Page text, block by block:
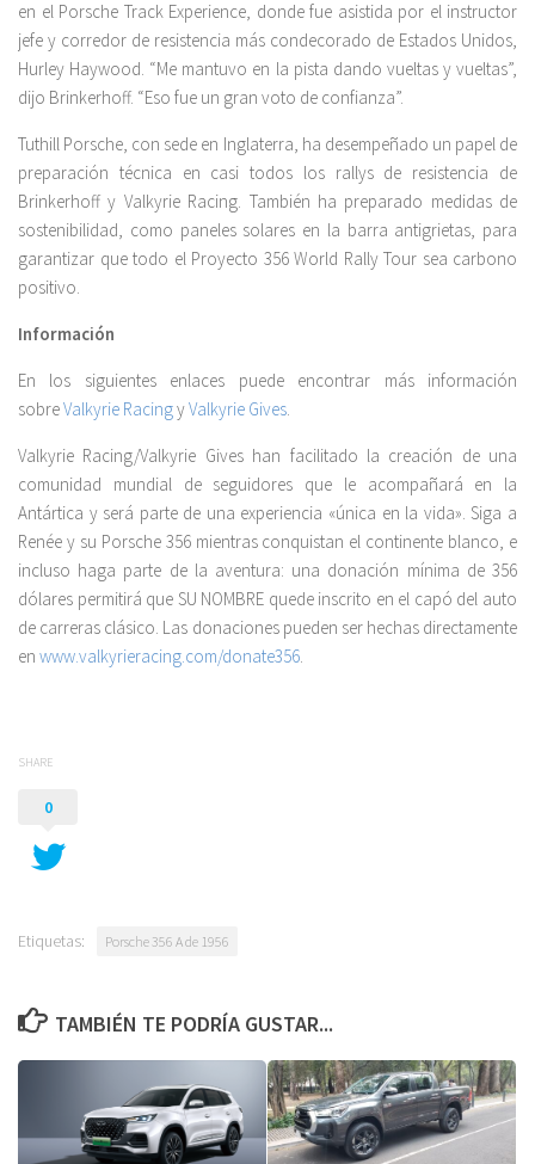
en el Porsche Track Experience, donde fue asistida por el instructor
jefe y corredor de resistencia más condecorado de Estados Unidos,
Hurley Haywood. “Me mantuvo en la pista dando vueltas y vueltas”,
dijo Brinkerhoff. “Eso fue un gran voto de confianza”.
Tuthill Porsche, con sede en Inglaterra, ha desempeñado un papel de
preparación técnica en casi todos los rallys de resistencia de
Brinkerhoff y Valkyrie Racing. También ha preparado medidas de
sostenibilidad, como paneles solares en la barra antigrietas, para
garantizar que todo el Proyecto 356 World Rally Tour sea carbono
positivo.
Información
En los siguientes enlaces puede encontrar más información
sobreValkyrie RacingyValkyrie Gives.
Valkyrie Racing/Valkyrie Gives han facilitado la creación de una
comunidad mundial de seguidores que le acompañará en la
Antártica y será parte de una experiencia «única en la vida». Siga a
Renée y su Porsche 356 mientras conquistan el continente blanco, e
incluso haga parte de la aventura: una donación mínima de 356
dólares permitirá que SU NOMBRE quede inscrito en el capó del auto
de carreras clásico. Las donaciones pueden ser hechas directamente
en www.valkyrieracing.com/donate356.
SHARE
0
Etiquetas: Porsche 356 A de 1956
TAMBIÉN TE PODRÍA GUSTAR...